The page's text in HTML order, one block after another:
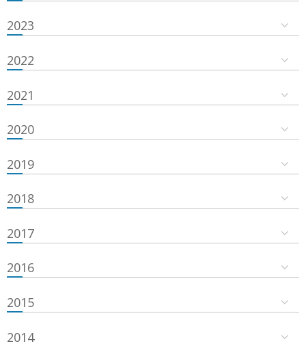
2023
2022
2021
2020
2019
2018
2017
2016
2015
2014